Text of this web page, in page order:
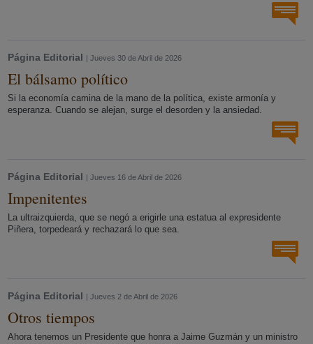
Página Editorial | Jueves 30 de Abril de 2026
El bálsamo político
Si la economía camina de la mano de la política, existe armonía y
esperanza. Cuando se alejan, surge el desorden y la ansiedad.
Página Editorial | Jueves 16 de Abril de 2026
Impenitentes
La ultraizquierda, que se negó a erigirle una estatua al expresidente
Piñera, torpedeará y rechazará lo que sea.
Página Editorial | Jueves 2 de Abril de 2026
Otros tiempos
Ahora tenemos un Presidente que honra a Jaime Guzmán y un ministro